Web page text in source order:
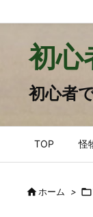
初心
初心者
TOP 怪
ホーム > 